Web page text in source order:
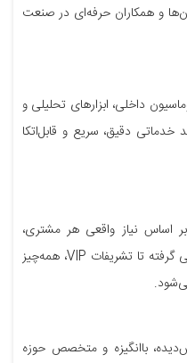
و همکاران حرفه‌ای در صنعت
داخلی، ابزارهای تحلیلی و
خدماتی دقیق، سریع و قابل‌اتکا
اساس نیاز واقعی هر مشتری،
راهکار طراحی می‌کنیم. از تورهای گروهی گرفته تا تشریفات VIP، همه‌چیز
باانگیزه و متخصص حوزه